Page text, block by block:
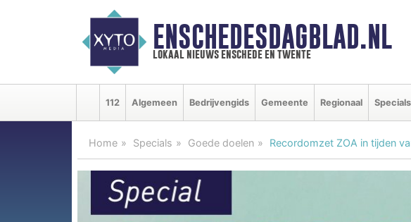
ENSCHEDESDAGBLAD.NL
lokaal nieuws enschede en twente
112 Algemeen Bedrijvengids Gemeente Regionaal Specials
Home Specials Goede doelen Recordomzet ZOA in tijden